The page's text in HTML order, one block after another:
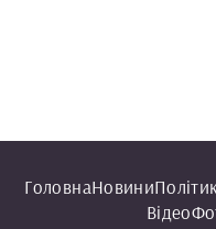
ГоловнаНовини
Відео